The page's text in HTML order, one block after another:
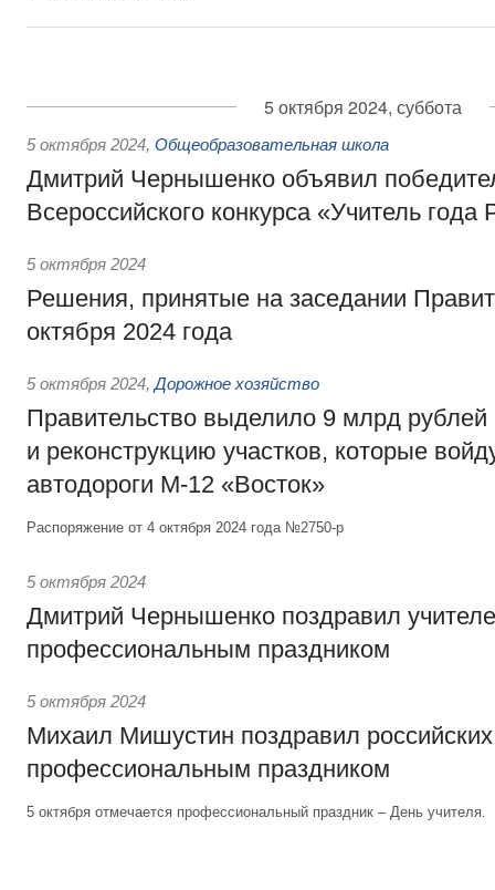
5 октября 2024, суббота
5 октября 2024, Общеобразовательная школа
Дмитрий Чернышенко объявил
Всероссийского конкурса «Учитель года
5 октября 2024
Решения, принятые на заседании
октября 2024 года
5 октября 2024, Дорожное хозяйство
Правительство выделило 9 млрд рублей
и реконструкцию участков, которые
автодороги М-12 «Восток»
Распоряжение от 4 октября 2024 года №2750-р
5 октября 2024
Дмитрий Чернышенко поздравил
профессиональным праздником
5 октября 2024
Михаил Мишустин поздравил российских
профессиональным праздником
5 октября отмечается профессиональный праздник – День учителя.